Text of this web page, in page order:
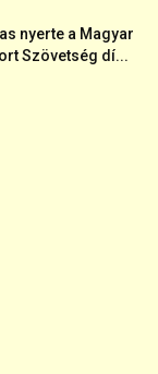
nyerte a Magyar
Szövetség dí...